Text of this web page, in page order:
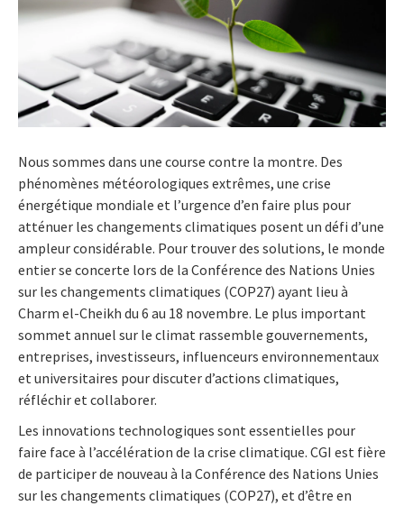
Nous sommes dans une course contre la montre. Des
phénomènes météorologiques extrêmes, une crise
énergétique mondiale et l’urgence d’en faire plus pour
atténuer les changements climatiques posent un défi d’une
ampleur considérable. Pour trouver des solutions, le monde
entier se concerte lors de la Conférence des Nations Unies
sur les changements climatiques (COP27) ayant lieu à
Charm el-Cheikh du 6 au 18 novembre. Le plus important
sommet annuel sur le climat rassemble gouvernements,
entreprises, investisseurs, influenceurs environnementaux
et universitaires pour discuter d’actions climatiques,
réfléchir et collaborer.
Les innovations technologiques sont essentielles pour
faire face à l’accélération de la crise climatique. CGI est fière
de participer de nouveau à la Conférence des Nations Unies
sur les changements climatiques (COP27), et d’être en